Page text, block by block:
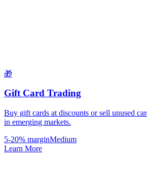
🎁
Gift Card Trading
Buy gift cards at discounts or sell unused
in emerging markets.
5-20% marginMedium
Learn More